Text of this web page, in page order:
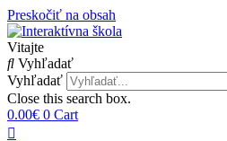
Preskočiť na obsah
Vitajte
Vyhľadať
Vyhľadať
Close this search box.
0.00€ 0 Cart